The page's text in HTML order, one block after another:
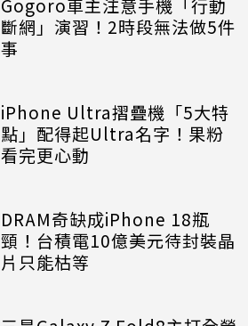
斷網」演習！2時段無法做5件
事
iPhone Ultra摺疊機「5大特
點」配得起Ultra名字！果粉
看完更心動
DRAM奇缺成iPhone 18瓶
頸！台積電10億美元待封裝晶
片只能枯等